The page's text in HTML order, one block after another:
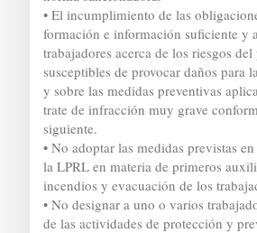
• El incumplimiento de las
formación e información suficiente y
trabajadores acerca de los riesgos
susceptibles de provocar daños para
y sobre las medidas preventivas
trate de infracción muy grave
siguiente.
• No adoptar las medidas previstas
la LPRL en materia de primeros
incendios y evacuación de los
• No designar a uno o varios
de las actividades de protección y